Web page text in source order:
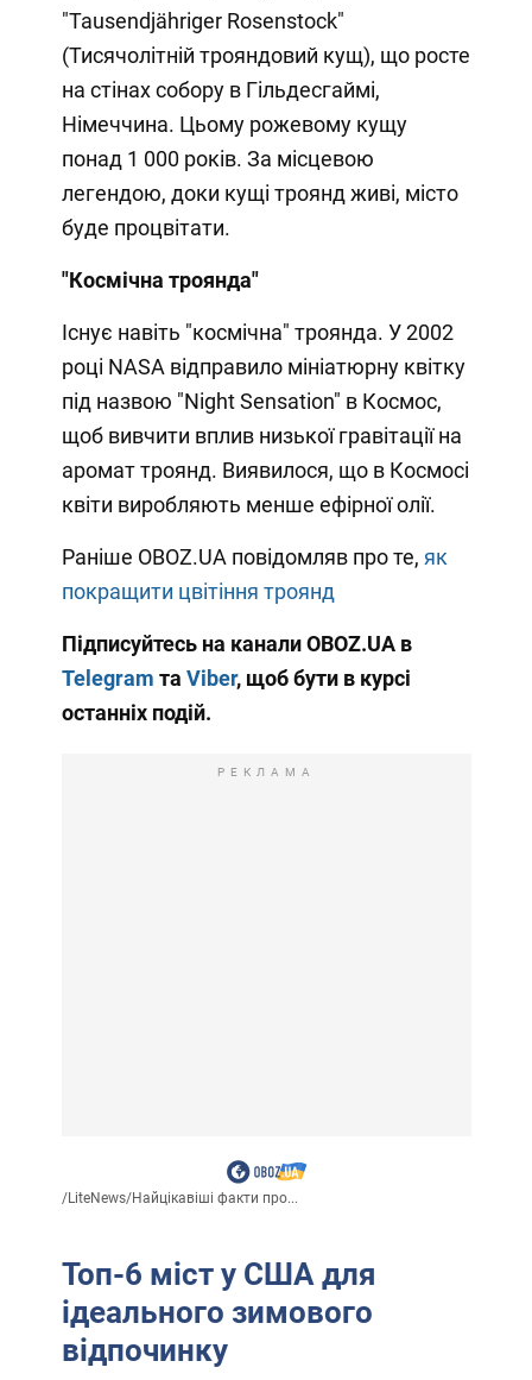
"Tausendjähriger Rosenstock"
(Тисячолітній трояндовий кущ), що росте
на стінах собору в Гільдесгаймі,
Німеччина. Цьому рожевому кущу
понад 1 000 років. За місцевою
легендою, доки кущі троянд живі, місто
буде процвітати.
"Космічна троянда"
Існує навіть "космічна" троянда. У 2002
році NASA відправило мініатюрну квітку
під назвою "Night Sensation" в Космос,
щоб вивчити вплив низької гравітації на
аромат троянд. Виявилося, що в Космосі
квіти виробляють менше ефірної олії.
Раніше OBOZ.UA повідомляв про те, як
покращити цвітіння троянд
Підписуйтесь на канали OBOZ.UA в
Telegram та Viber, щоб бути в курсі
останніх подій.
РЕКЛАМА
/LiteNews/Найцікавіші факти про...
Топ-6 міст у США для
ідеального зимового
відпочинку